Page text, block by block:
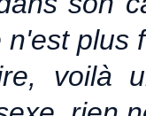
plus
voilà